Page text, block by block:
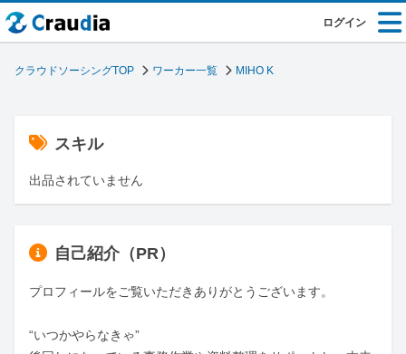
ログイン
クラウドソーシングTOP ワーカー一覧 MIHO K
スキル
出品されていません
自己紹介（PR）
プロフィールをご覧いただきありがとうございます。
“いつかやらなきゃ”